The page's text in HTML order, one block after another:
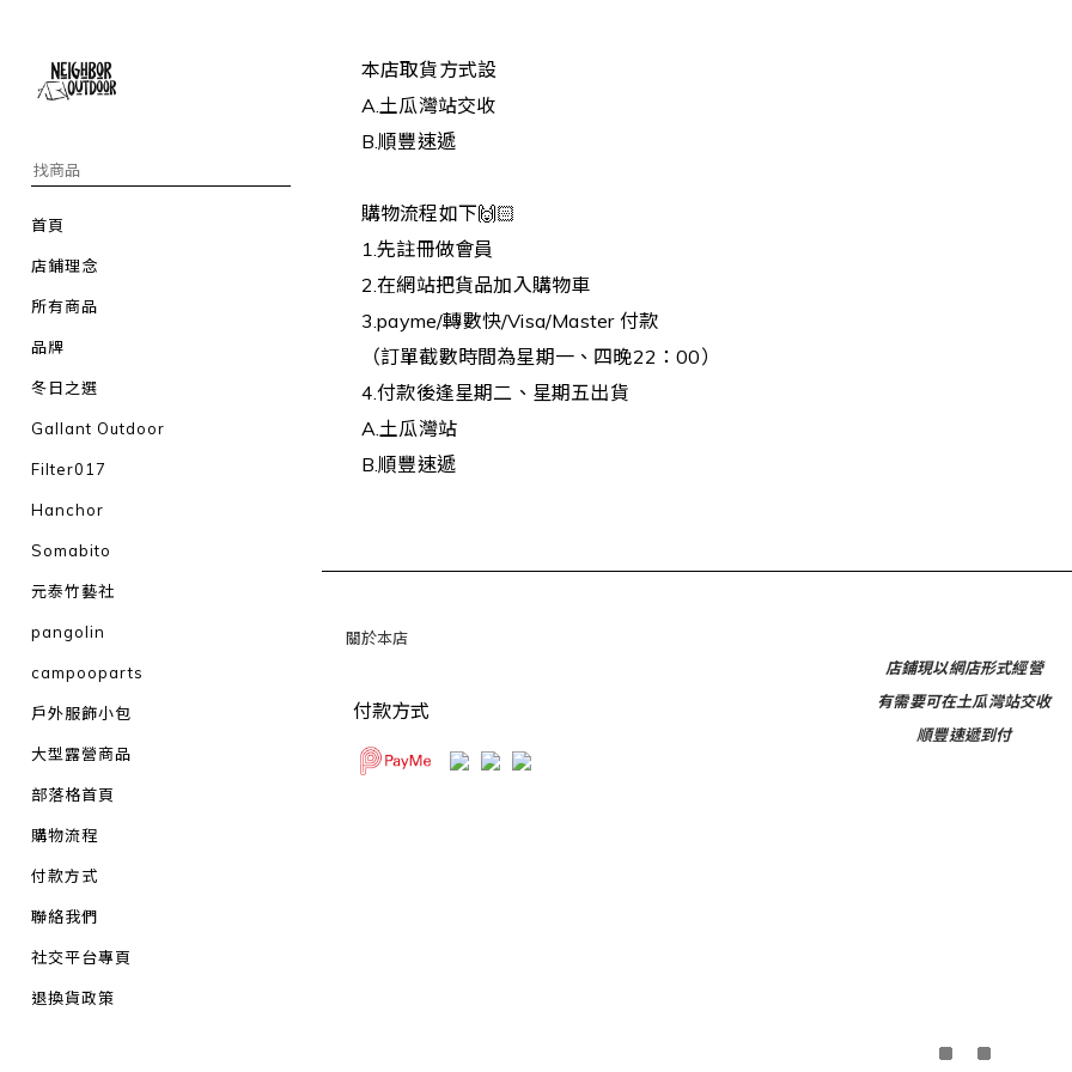
首頁
店鋪理念
所有商品
品牌
冬日之選
Gallant Outdoor
Filter017
Hanchor
Somabito
元泰竹藝社
pangolin
campooparts
戶外服飾小包
大型露營商品
部落格首頁
購物流程
付款方式
聯絡我們
社交平台專頁
退換貨政策
本店取貨方式設
A.土瓜灣站交收
B.順豐速遞
購物流程如下🙌🏻
1.先註冊做會員
2.在網站把貨品加入購物車
3.payme/轉數快/Visa/Master 付款
（訂單截數時間為星期一、四晚22：00）
4.付款後逢星期二、星期五出貨
A.土瓜灣站
B.順豐速遞
關於本店
付款方式
店鋪現以網店形式經營
有需要可在土瓜灣站交收
順豐速遞到付